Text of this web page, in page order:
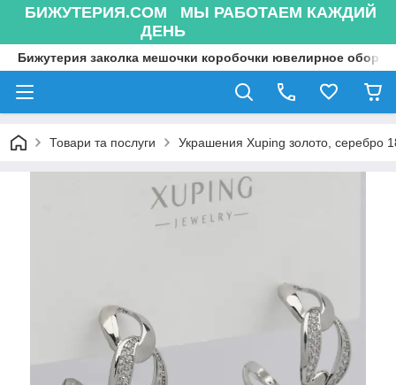
БИЖУТЕРИЯ.COM МЫ РАБОТАЕМ КАЖДИЙ
ДЕНЬ
Бижутерия заколка мешочки коробочки ювелирное
Товари та послуги Украшения Xuping золото, серебро